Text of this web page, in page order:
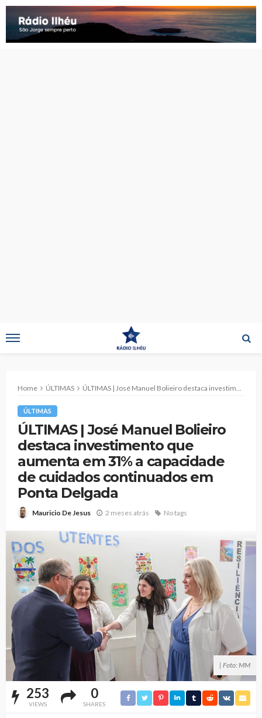
Home ÚLTIMAS ÚLTIMAS | José Manuel Bolieiro destaca investimento que aumenta em 31% a capacidade de cuidados continuados em Ponta Delgada
ÚLTIMAS
ÚLTIMAS | José Manuel Bolieiro
destaca investimento que
aumenta em 31% a capacidade
de cuidados continuados em
Ponta Delgada
Mauricio De Jesus 2 meses atrás No tags
| Foto: MM
253
VIEWS
0
SHARES